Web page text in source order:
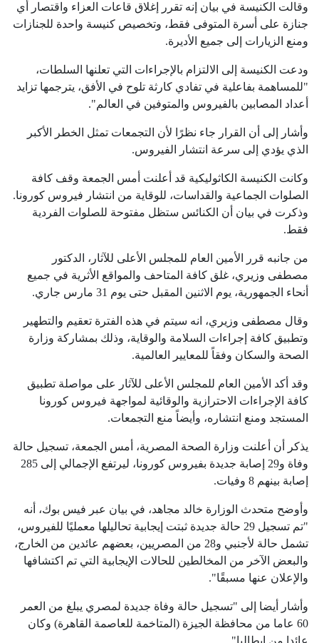
وقالت الكنيسة في بيان إنه تقرر إغلاق قاعات العزاء واقتصار أي
جنازة على أسرة المتوفى فقط، وتخصيص كنيسة واحدة للجنازات
ومنع الزيارات إلى جميع الأديرة.
ودعت الكنيسة إلى الالتزام بالإجراءات التي تعلنها السلطات،
"للمساهمة بفاعلية في تفادي كارثة تلوح في الأفق، يترجمها تزايد
أعداد المصابين بالفيروس والمتوفين في العالم".
وأشار إلى أن القرار جاء نظرًا لأن التجمعات تمثل الخطر الأكبر
الذي يؤدي إلى سرعة انتشار الفيروس.
وكانت الكنيسة الكاثوليكية قد أعلنت أمس الجمعة وقف كافة
الصلوات الجماعية والقداسات، للوقاية من انتشار فيروس كورونا.
وذكرت في بيان أن الكنائس ستظل مفتوحة للصلوات الفردية
فقط.
من جانبه قرر الأمين العام للمجلس الأعلى للآثار، الدكتور
مصطفى وزيري، غلق كافة المتاحف والمواقع الأثرية في جميع
أنحاء الجمهورية، يوم الاثنين المقبل حتى يوم 31 مارس جاري.
وقال مصطفى وزيري، انه سيتم في هذه الفترة تعقيم والتطهير
وتطبيق كافة إجراءات السلامة والوقاية، وذلك بمشاركة وزارة
الصحة والسكان وفقاً للمعايير العالمية.
وقد أكد الأمين العام للمجلس الأعلى للآثار على مواصلة تطبيق
كافة الإجراءات الاحترازية والوقائية لمواجهة فيروس كورونا
المستجد ومنع انتشاره، وأيضاً منع التجمعات.
يذكر أن أعلنت وزارة الصحة المصرية، أمس الجمعة، تسجيل حالة
وفاة و29 إصابة جديدة بفيروس كورونا، ليرتفع الإجمالي إلى 285
إصابة بينهم 8 وفيات.
وأوضح متحدث الوزارة خالد مجاهد، في بيان عبر فيس بوك، أنه
"تم تسجيل 29 حالة جديدة ثبتت إيجابية تحاليلها معمليًا للفيروس،
تشمل حالة لأجنبي و28 من المصريين، بعضهم عائدين من الخارج،
والبعض الآخر من المخالطين للحالات الإيجابية التي تم اكتشافها
والإعلان عنها مسبقًا".
وأشار أيضا إلى "تسجيل حالة وفاة جديدة لمصري يبلغ من العمر
60 عاما من محافظة الجيزة (المتاخمة للعاصمة القاهرة) وكان